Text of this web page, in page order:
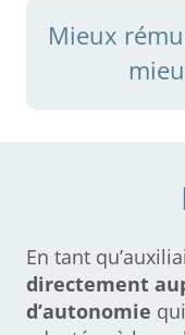
Mieux
En tant
directement
d’autonomie